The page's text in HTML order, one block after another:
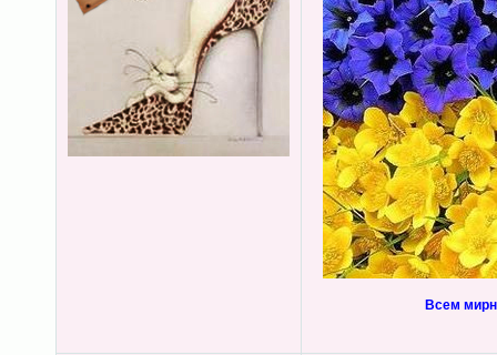
Всем